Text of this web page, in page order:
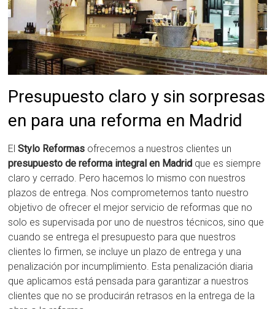
Presupuesto claro y sin sorpresas
en para una reforma en Madrid
ElStylo Reformas ofrecemos a nuestros clientes un
presupuesto de reforma integral en Madrid que es siempre
claro y cerrado. Pero hacemos lo mismo con nuestros
plazos de entrega. Nos comprometemos tanto nuestro
objetivo de ofrecer el mejor servicio de reformas que no
solo es supervisada por uno de nuestros técnicos, sino que
cuando se entrega el presupuesto para que nuestros
clientes lo firmen, se incluye un plazo de entrega y una
penalización por incumplimiento. Esta penalización diaria
que aplicamos está pensada para garantizar a nuestros
clientes que no se producirán retrasos en la entrega de la